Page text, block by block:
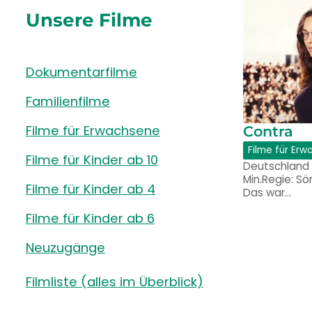
Contra
Filme für
Deutschland
Min.Regie:
Das war…
Unsere Filme
Dokumentarfilme
Familienfilme
Filme für Erwachsene
Filme für Kinder ab 10
Filme für Kinder ab 4
Filme für Kinder ab 6
Neuzugänge
Filmliste (alles im Überblick)